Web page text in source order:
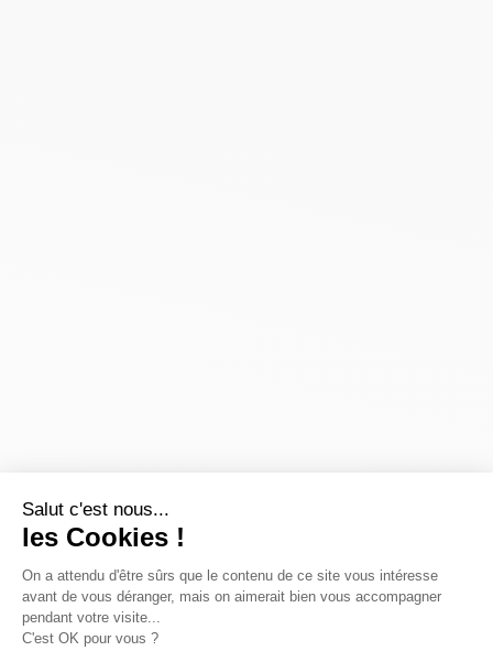
Salut c'est nous...
les Cookies !
On a attendu d'être sûrs que le contenu de ce site vous intéresse
avant de vous déranger, mais on aimerait bien vous accompagner
pendant votre visite...
C'est OK pour vous ?